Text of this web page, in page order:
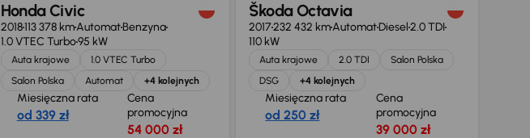
Honda Civic
2018113 378 kmAutomatBenzyna
1.0 VTEC Turbo95 kW
Auta krajowe
1.0 VTEC Turbo
Salon Polska
Automat +4 kolejnych
Miesięczna rata
od 339 zł
Cena
promocyjna
54 000 zł
Škoda Octavia
2017232 432 kmAutomatDiesel2.0 TDI
110 kW
Auta krajowe 2.0 TDI
Salon Polska
DSG
+4 kolejnych
Miesięczna rata
od 250 zł
Cena
promocyjna
39 000 zł